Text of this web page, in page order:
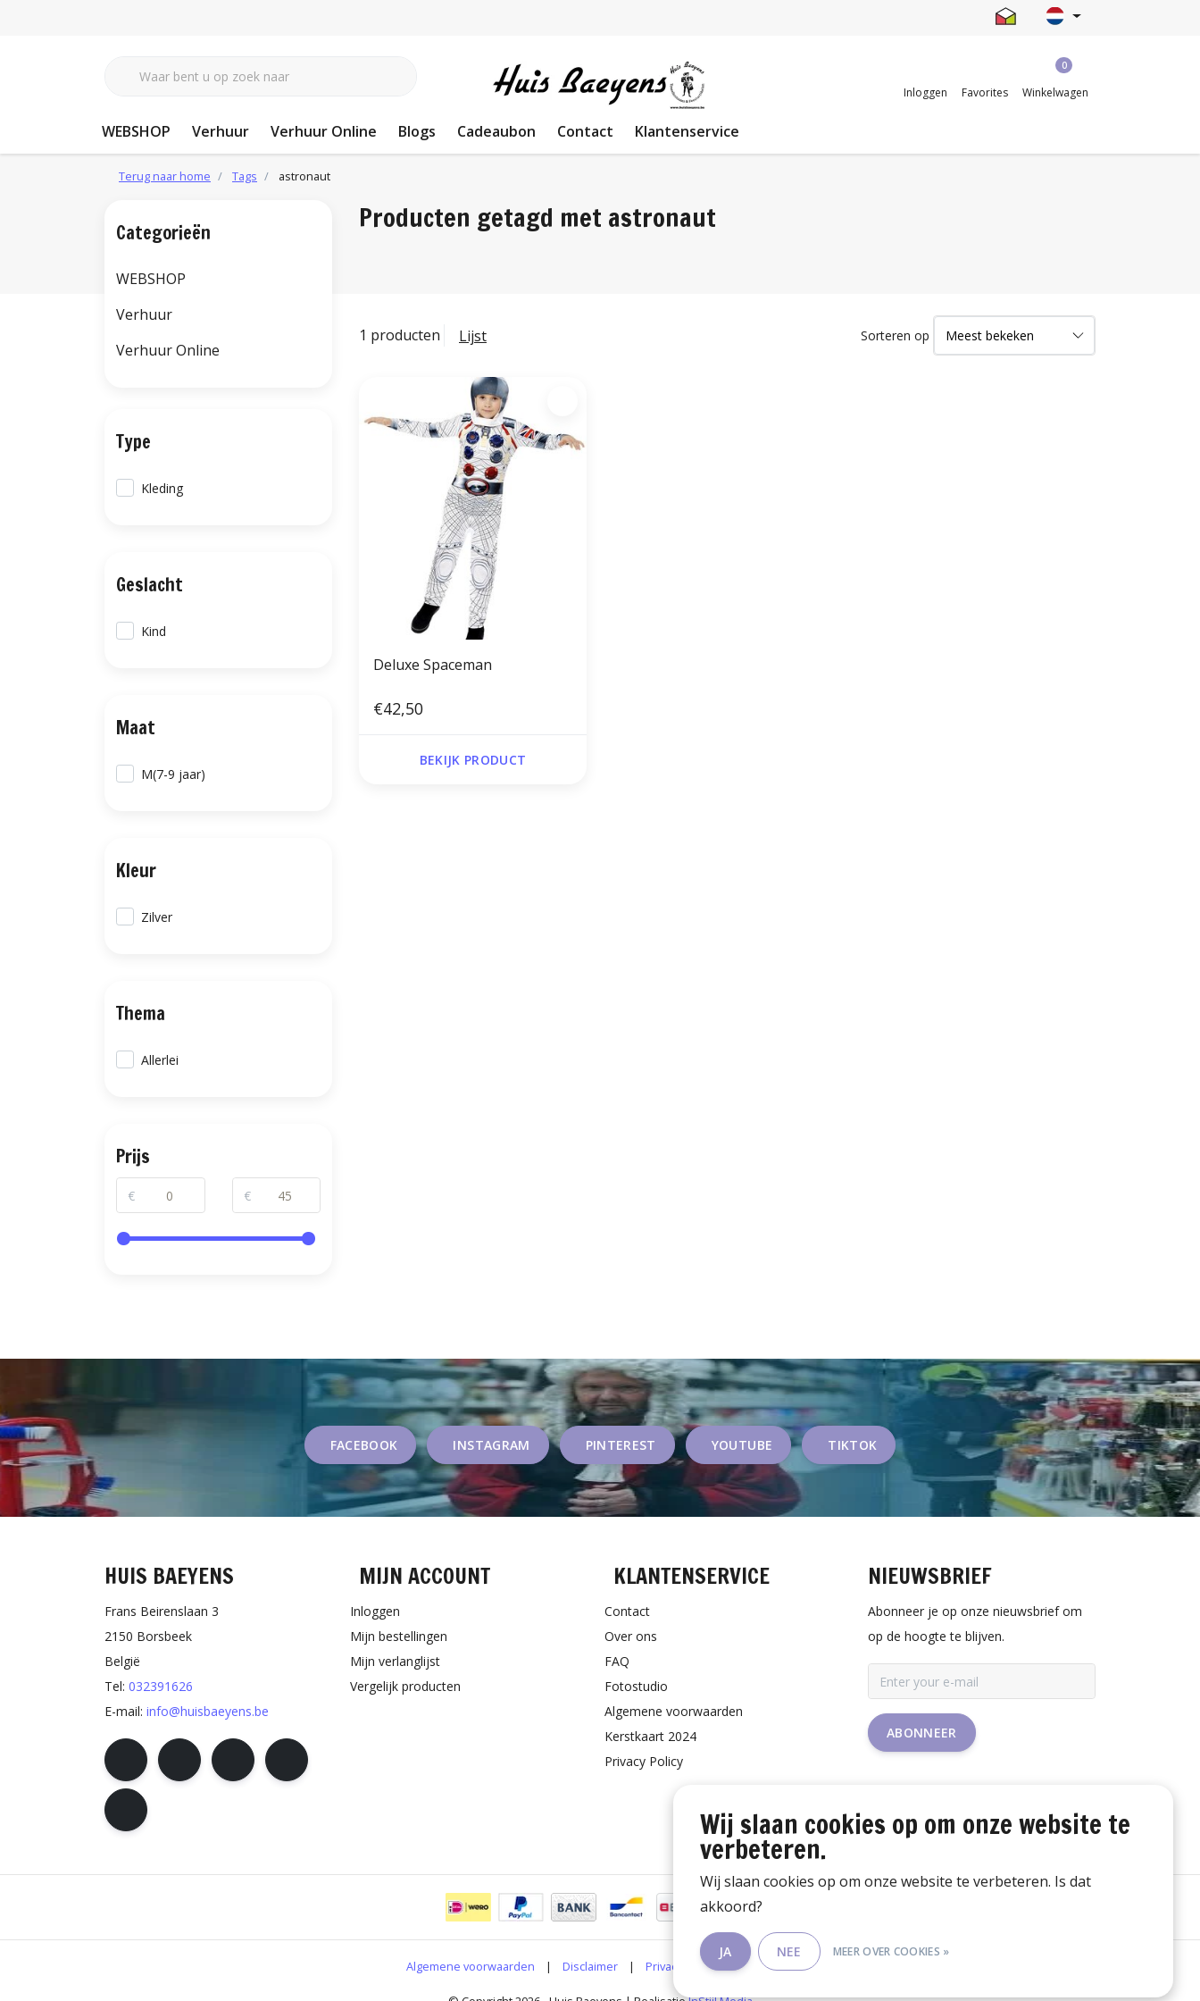
Inloggen Favorites
0
Winkelwagen
WEBSHOP Verhuur Verhuur Online Blogs Cadeaubon Contact Klantenservice
Terug naar home Tags astronaut
Producten getagd met astronaut
1 producten Lijst Sorteren op
Deluxe Spaceman
€42,50
BEKIJK PRODUCT
Categorieën
WEBSHOP
Verhuur
Verhuur Online
Type
Kleding
Geslacht
Kind
Maat
M(7-9 jaar)
Kleur
Zilver
Thema
Allerlei
Prijs
€ €
FACEBOOK INSTAGRAM PINTEREST YOUTUBE TIKTOK
HUIS BAEYENS
Frans Beirenslaan 3
2150 Borsbeek
België
Tel: 032391626
E-mail: info@huisbaeyens.be
MIJN ACCOUNT
Inloggen
Mijn bestellingen
Mijn verlanglijst
Vergelijk producten
KLANTENSERVICE
Contact
Over ons
FAQ
Fotostudio
Algemene voorwaarden
Kerstkaart 2024
Privacy Policy
NIEUWSBRIEF
Abonneer je op onze nieuwsbrief om
op de hoogte te blijven.
ABONNEER
Algemene voorwaarden | Disclaimer | Privacy Policy RSS Feed
Wij slaan cookies op om onze website te
verbeteren.
Wij slaan cookies op om onze website te verbeteren. Is dat
akkoord?
JA NEE MEER OVER COOKIES »